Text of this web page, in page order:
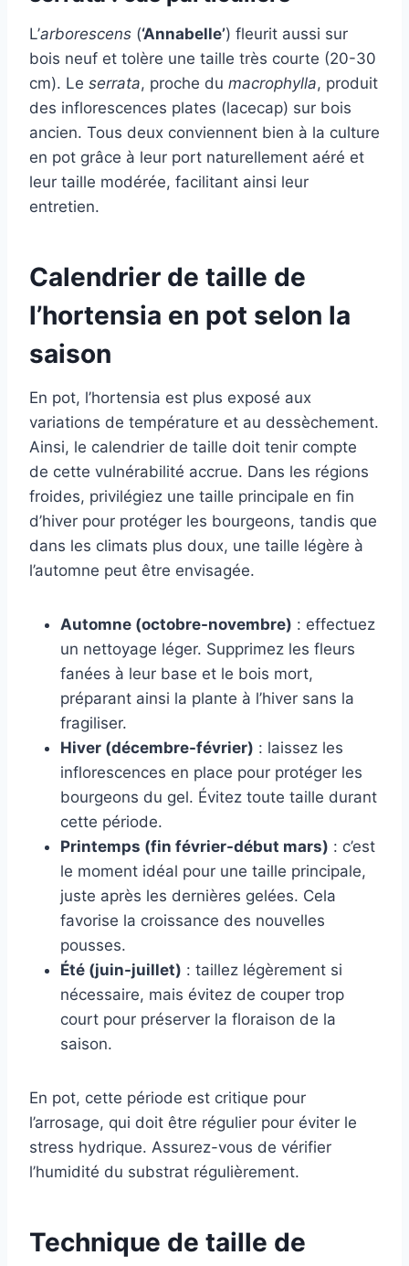
L’arborescens (‘Annabelle’) fleurit aussi sur
bois neuf et tolère une taille très courte (20-30
cm). Le serrata, proche du macrophylla, produit
des inflorescences plates (lacecap) sur bois
ancien. Tous deux conviennent bien à la culture
en pot grâce à leur port naturellement aéré et
leur taille modérée, facilitant ainsi leur
entretien.
Calendrier de taille de
l’hortensia en pot selon la
saison
En pot, l’hortensia est plus exposé aux
variations de température et au dessèchement.
Ainsi, le calendrier de taille doit tenir compte
de cette vulnérabilité accrue. Dans les régions
froides, privilégiez une taille principale en fin
d’hiver pour protéger les bourgeons, tandis que
dans les climats plus doux, une taille légère à
l’automne peut être envisagée.
Automne (octobre-novembre) : effectuez
un nettoyage léger. Supprimez les fleurs
fanées à leur base et le bois mort,
préparant ainsi la plante à l’hiver sans la
fragiliser.
Hiver (décembre-février) : laissez les
inflorescences en place pour protéger les
bourgeons du gel. Évitez toute taille durant
cette période.
Printemps (fin février-début mars) : c’est
le moment idéal pour une taille principale,
juste après les dernières gelées. Cela
favorise la croissance des nouvelles
pousses.
Été (juin-juillet) : taillez légèrement si
nécessaire, mais évitez de couper trop
court pour préserver la floraison de la
saison.
En pot, cette période est critique pour
l’arrosage, qui doit être régulier pour éviter le
stress hydrique. Assurez-vous de vérifier
l’humidité du substrat régulièrement.
Technique de taille de